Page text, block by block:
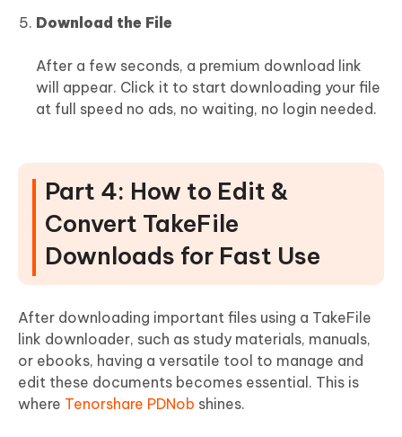
Download the File
After a few seconds, a premium download link
will appear. Click it to start downloading your file
at full speed no ads, no waiting, no login needed.
Part 4: How to Edit &
Convert TakeFile
Downloads for Fast Use
After downloading important files using a TakeFile
link downloader, such as study materials, manuals,
or ebooks, having a versatile tool to manage and
edit these documents becomes essential. This is
where Tenorshare PDNob shines.